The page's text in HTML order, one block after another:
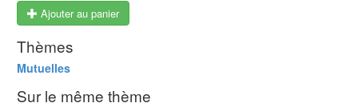
Ajouter au panier
Thèmes
Mutuelles
Sur le même thème